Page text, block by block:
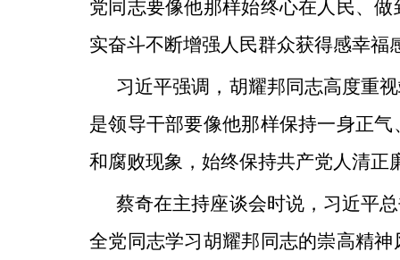
党同志要像他那样始终心在人民、
实奋斗不断增强人民群众获得感幸福
习近平强调，胡耀邦同志高度重
是领导干部要像他那样保持一身正
和腐败现象，始终保持共产党人清正
蔡奇在主持座谈会时说，习近平
全党同志学习胡耀邦同志的崇高精